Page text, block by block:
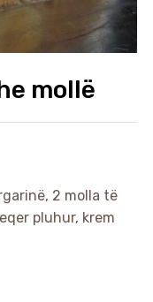
mollë
2 molla të
pluhur, krem